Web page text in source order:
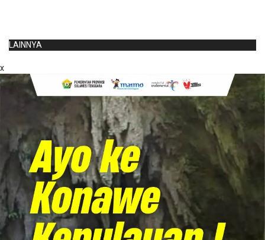
LAINNYA
x